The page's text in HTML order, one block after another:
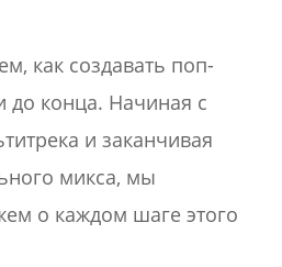
как создавать поп-
до конца. Начиная с
и заканчивая
микса, мы
о каждом шаге этого